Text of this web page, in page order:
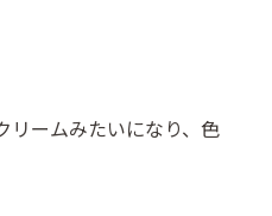
リームみたいになり、色